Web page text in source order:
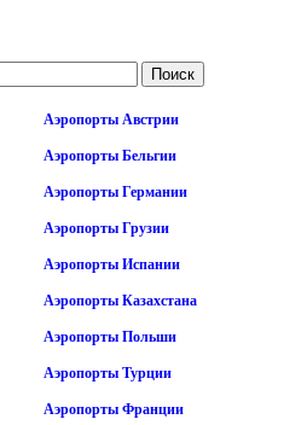
Аэропорты Австрии
Аэропорты Бельгии
Аэропорты Германии
Аэропорты Грузии
Аэропорты Испании
Аэропорты Казахстана
Аэропорты Польши
Аэропорты Турции
Аэропорты Франции